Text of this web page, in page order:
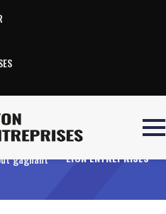
emballages
gagnant
TOUTE L’ACTUALITÉ
LYON ENTREPRISES